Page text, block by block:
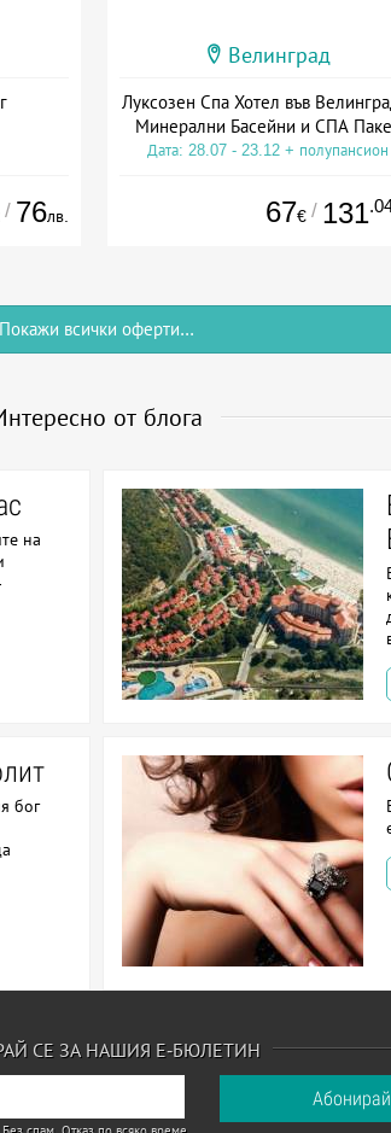
/ 76лв.
Велинград
Луксозен Спа Хотел във
Минерални Басейни и СПА
Дата: 28.07 - 23.12 + полупансион
67€ / 131
Покажи всички оферти...
от блога
на
бог
СЕ ЗА НАШИЯ Е-БЮЛЕТИН